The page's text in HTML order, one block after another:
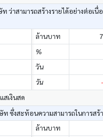
ว่าสามารถสร้างรายได้อย่างต่อเนื่
ล้านบาท
%
วัน
วัน
สเงินสด
งสะท้อนความสามารถในการสร้
ล้านบาท